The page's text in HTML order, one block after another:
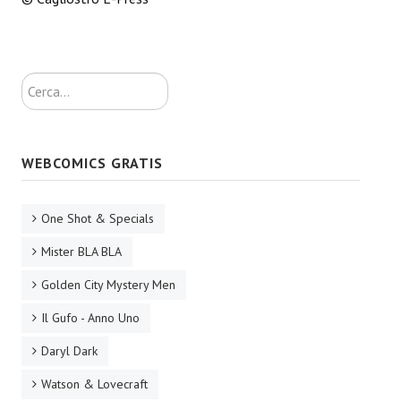
CHI SIAMO
Editore
Collabora con noi
Privacy
Cerca...
WEBCOMICS GRATIS
One Shot & Specials
Mister BLA BLA
Golden City Mystery Men
Il Gufo - Anno Uno
Daryl Dark
Watson & Lovecraft